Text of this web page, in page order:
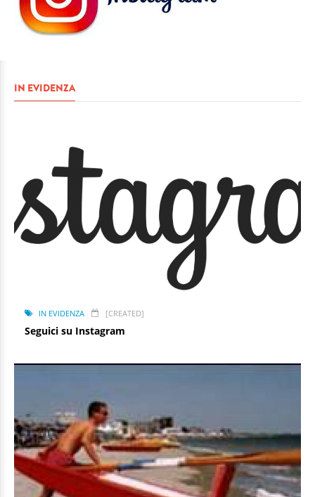
IN EVIDENZA
IN EVIDENZA [CREATED]
Seguici su Instagram